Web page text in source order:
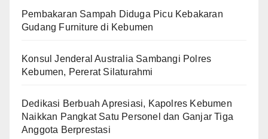
Pembakaran Sampah Diduga Picu Kebakaran
Gudang Furniture di Kebumen
Konsul Jenderal Australia Sambangi Polres
Kebumen, Pererat Silaturahmi
Dedikasi Berbuah Apresiasi, Kapolres Kebumen
Naikkan Pangkat Satu Personel dan Ganjar Tiga
Anggota Berprestasi